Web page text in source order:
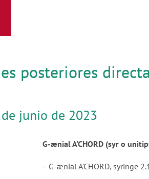
posteriores
junio de 2023
G-ænial A'CHORD (syr o
= G-ænial A'CHORD, syringe